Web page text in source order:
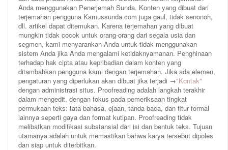
Anda menggunakan Penerjemah Sunda. Konten yang dibuat dari
terjemahan pengguna Kamussunda.com juga gaul, tidak senonoh,
dll. artikel dapat ditemukan. Karena terjemahan yang dibuat
mungkin tidak cocok untuk orang-orang dari segala usia dan
segmen, kami menyarankan Anda untuk tidak menggunakan
sistem Anda jika Anda mengalami ketidaknyamanan. Penghinaan
terhadap hak cipta atau kepribadian dalam konten yang
ditambahkan pengguna kami dengan terjemahan. Jika ada elemen,
pengaturan yang diperlukan akan dibuat jika terjadi →"Kontak"
dengan administrasi situs. Proofreading adalah langkah terakhir
dalam mengedit, dengan fokus pada pemeriksaan tingkat
permukaan teks: tata bahasa, ejaan, tanda baca, dan fitur formal
lainnya seperti gaya dan format kutipan. Proofreading tidak
melibatkan modifikasi substansial dari isi dan bentuk teks. Tujuan
utamanya adalah untuk memastikan bahwa karya tersebut dipoles
dan siap untuk diterbitkan.